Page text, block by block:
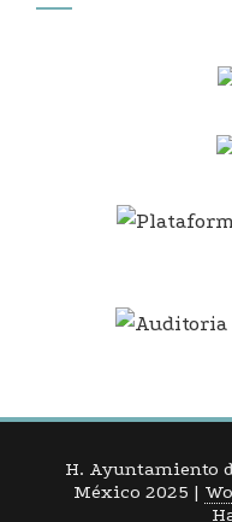
H. Ayuntamiento
México 2025 |